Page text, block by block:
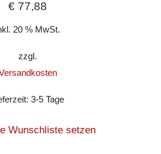
€ 77,88
20 % MwSt.
zzgl.
3-5 Tage
Wunschliste setzen